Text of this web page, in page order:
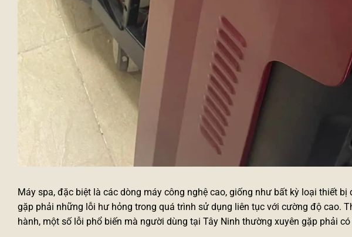
Máy spa, đặc biệt là các dòng máy công nghệ cao, giống như bất kỳ loại thiết
gặp phải những lỗi hư hỏng trong quá trình sử dụng liên tục với cường độ cao.
hành, một số lỗi phổ biến mà người dùng tại Tây Ninh thường xuyên gặp phải